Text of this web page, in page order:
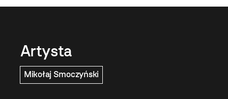
Artysta
Mikołaj Smoczyński